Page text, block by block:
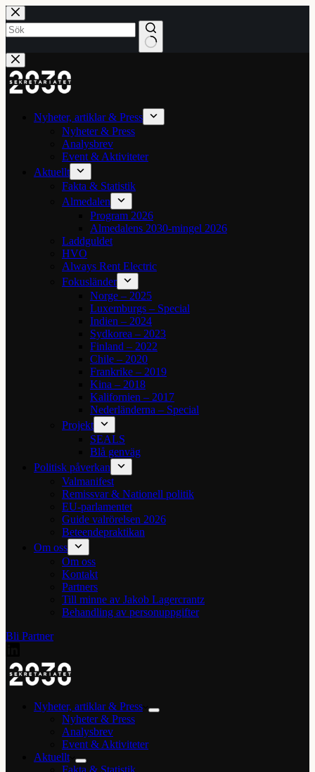
Hoppa
till
innehåll
Inga
resultat
Nyheter, artiklar & Press
Nyheter & Press
Analysbrev
Event & Aktiviteter
Aktuellt
Fakta & Statistik
Almedalen
Program 2026
Almedalens 2030-mingel 2026
Laddguldet
HVO
Always Rent Electric
Fokusländer
Norge – 2025
Luxemburgs – Special
Indien – 2024
Sydkorea – 2023
Finland – 2022
Chile – 2020
Frankrike – 2019
Kina – 2018
Kalifornien – 2017
Nederländerna – Special
Projekt
SEALS
Blå genväg
Politisk påverkan
Valmanifest
Remissvar & Nationell politik
EU-parlamentet
Guide valrörelsen 2026
Beteendepraktikan
Om oss
Om oss
Kontakt
Partners
Till minne av Jakob Lagercrantz
Behandling av personuppgifter
Bli Partner
Nyheter, artiklar & Press
Nyheter & Press
Analysbrev
Event & Aktiviteter
Aktuellt
Fakta & Statistik